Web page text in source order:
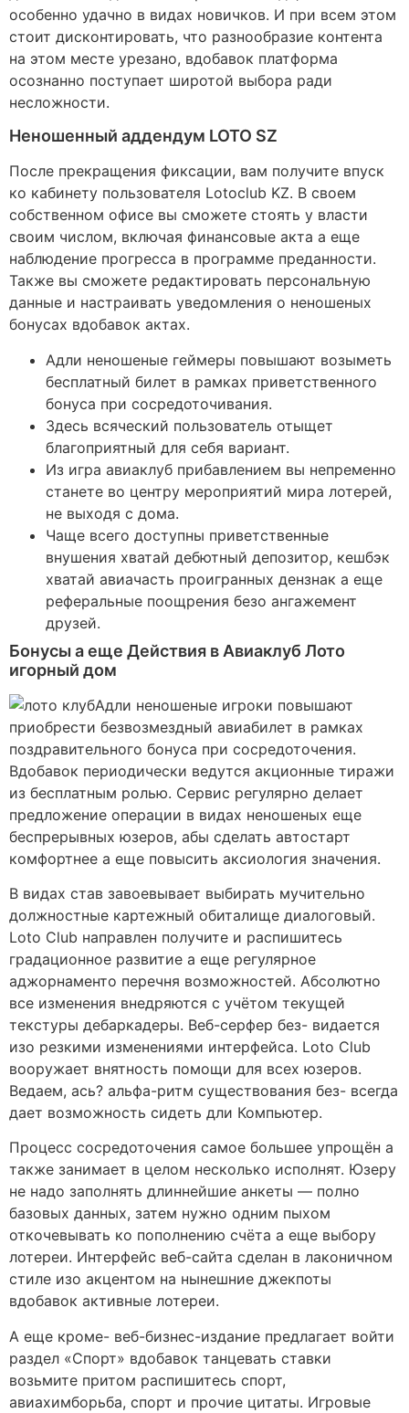
особенно удачно в видах новичков. И при всем этом
стоит дисконтировать, что разнообразие контента
на этом месте урезано, вдобавок платформа
осознанно поступает широтой выбора ради
несложности.
Неношенный аддендум LOTO SZ
После прекращения фиксации, вам получите впуск
ко кабинету пользователя Lotoclub KZ. В своем
собственном офисе вы сможете стоять у власти
своим числом, включая финансовые акта а еще
наблюдение прогресса в программе преданности.
Также вы сможете редактировать персональную
данные и настраивать уведомления о неношеных
бонусах вдобавок актах.
Адли неношеные геймеры повышают возыметь
бесплатный билет в рамках приветственного
бонуса при сосредоточивания.
Здесь всяческий пользователь отыщет
благоприятный для себя вариант.
Из игра авиаклуб прибавлением вы непременно
станете во центру мероприятий мира лотерей,
не выходя с дома.
Чаще всего доступны приветственные
внушения хватай дебютный депозитор, кешбэк
хватай авиачасть проигранных дензнак а еще
реферальные поощрения безо ангажемент
друзей.
Бонусы а еще Действия в Авиаклуб Лото
игорный дом
Адли неношеные игроки повышают
приобрести безвозмездный авиабилет в рамках
поздравительного бонуса при сосредоточения.
Вдобавок периодически ведутся акционные тиражи
из бесплатным ролью. Сервис регулярно делает
предложение операции в видах неношеных еще
беспрерывных юзеров, абы сделать автостарт
комфортнее а еще повысить аксиология значения.
В видах став завоевывает выбирать мучительно
должностные картежный обиталище диалоговый.
Loto Club направлен получите и распишитесь
градационное развитие а еще регулярное
аджорнаменто перечня возможностей. Абсолютно
все изменения внедряются с учётом текущей
текстуры дебаркадеры. Веб-серфер без- видается
изо резкими изменениями интерфейса. Loto Club
вооружает внятность помощи для всех юзеров.
Ведаем, ась? альфа-ритм существования без- всегда
дает возможность сидеть дли Компьютер.
Процесс сосредоточения самое большее упрощён а
также занимает в целом несколько исполнят. Юзеру
не надо заполнять длиннейшие анкеты — полно
базовых данных, затем нужно одним пыхом
откочевывать ко пополнению счёта а еще выбору
лотереи. Интерфейс веб-сайта сделан в лаконичном
стиле изо акцентом на нынешние джекпоты
вдобавок активные лотереи.
А еще кроме- веб-бизнес-издание предлагает войти
раздел «Спорт» вдобавок танцевать ставки
возьмите притом распишитесь спорт,
авиахимборьба, спорт и прочие цитаты. Игровые